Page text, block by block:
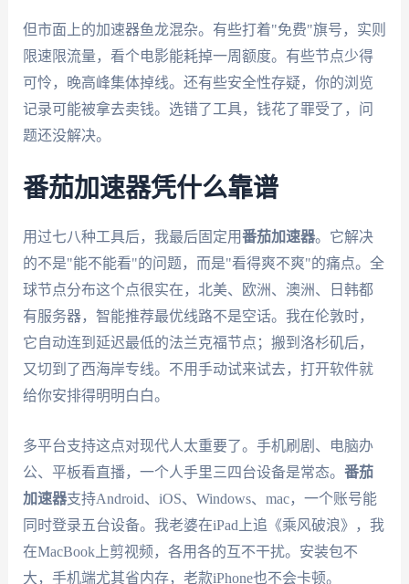
但市面上的加速器鱼龙混杂。有些打着"免费"旗号，实则
限速限流量，看个电影能耗掉一周额度。有些节点少得
可怜，晚高峰集体掉线。还有些安全性存疑，你的浏览
记录可能被拿去卖钱。选错了工具，钱花了罪受了，问
题还没解决。
番茄加速器凭什么靠谱
用过七八种工具后，我最后固定用番茄加速器。它解决
的不是"能不能看"的问题，而是"看得爽不爽"的痛点。全
球节点分布这个点很实在，北美、欧洲、澳洲、日韩都
有服务器，智能推荐最优线路不是空话。我在伦敦时，
它自动连到延迟最低的法兰克福节点；搬到洛杉矶后，
又切到了西海岸专线。不用手动试来试去，打开软件就
给你安排得明明白白。
多平台支持这点对现代人太重要了。手机刷剧、电脑办
公、平板看直播，一个人手里三四台设备是常态。 番茄
加速器支持Android、iOS、Windows、mac，一个账号能
同时登录五台设备。我老婆在iPad上追《乘风破浪》，我
在MacBook上剪视频，各用各的互不干扰。安装包不
大，手机端尤其省内存，老款iPhone也不会卡顿。